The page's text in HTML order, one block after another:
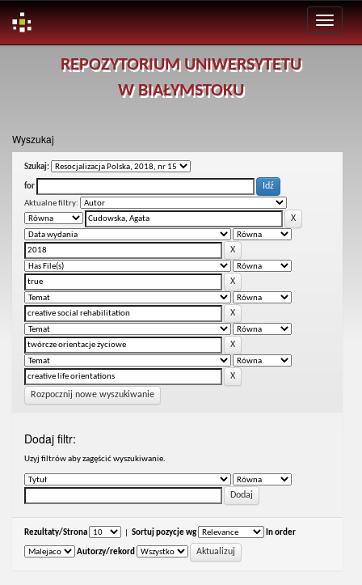
REPOZYTORIUM UNIWERSYTETU
W BIAŁYMSTOKU
Wyszukaj
Szukaj:
for
Aktualne filtry:
Rozpocznij nowe wyszukiwanie
Dodaj filtr:
Uzyj filtrów aby zagęścić wyszukiwanie.
Rezultaty/Strona Sortuj pozycje wg In order
Autorzy/rekord